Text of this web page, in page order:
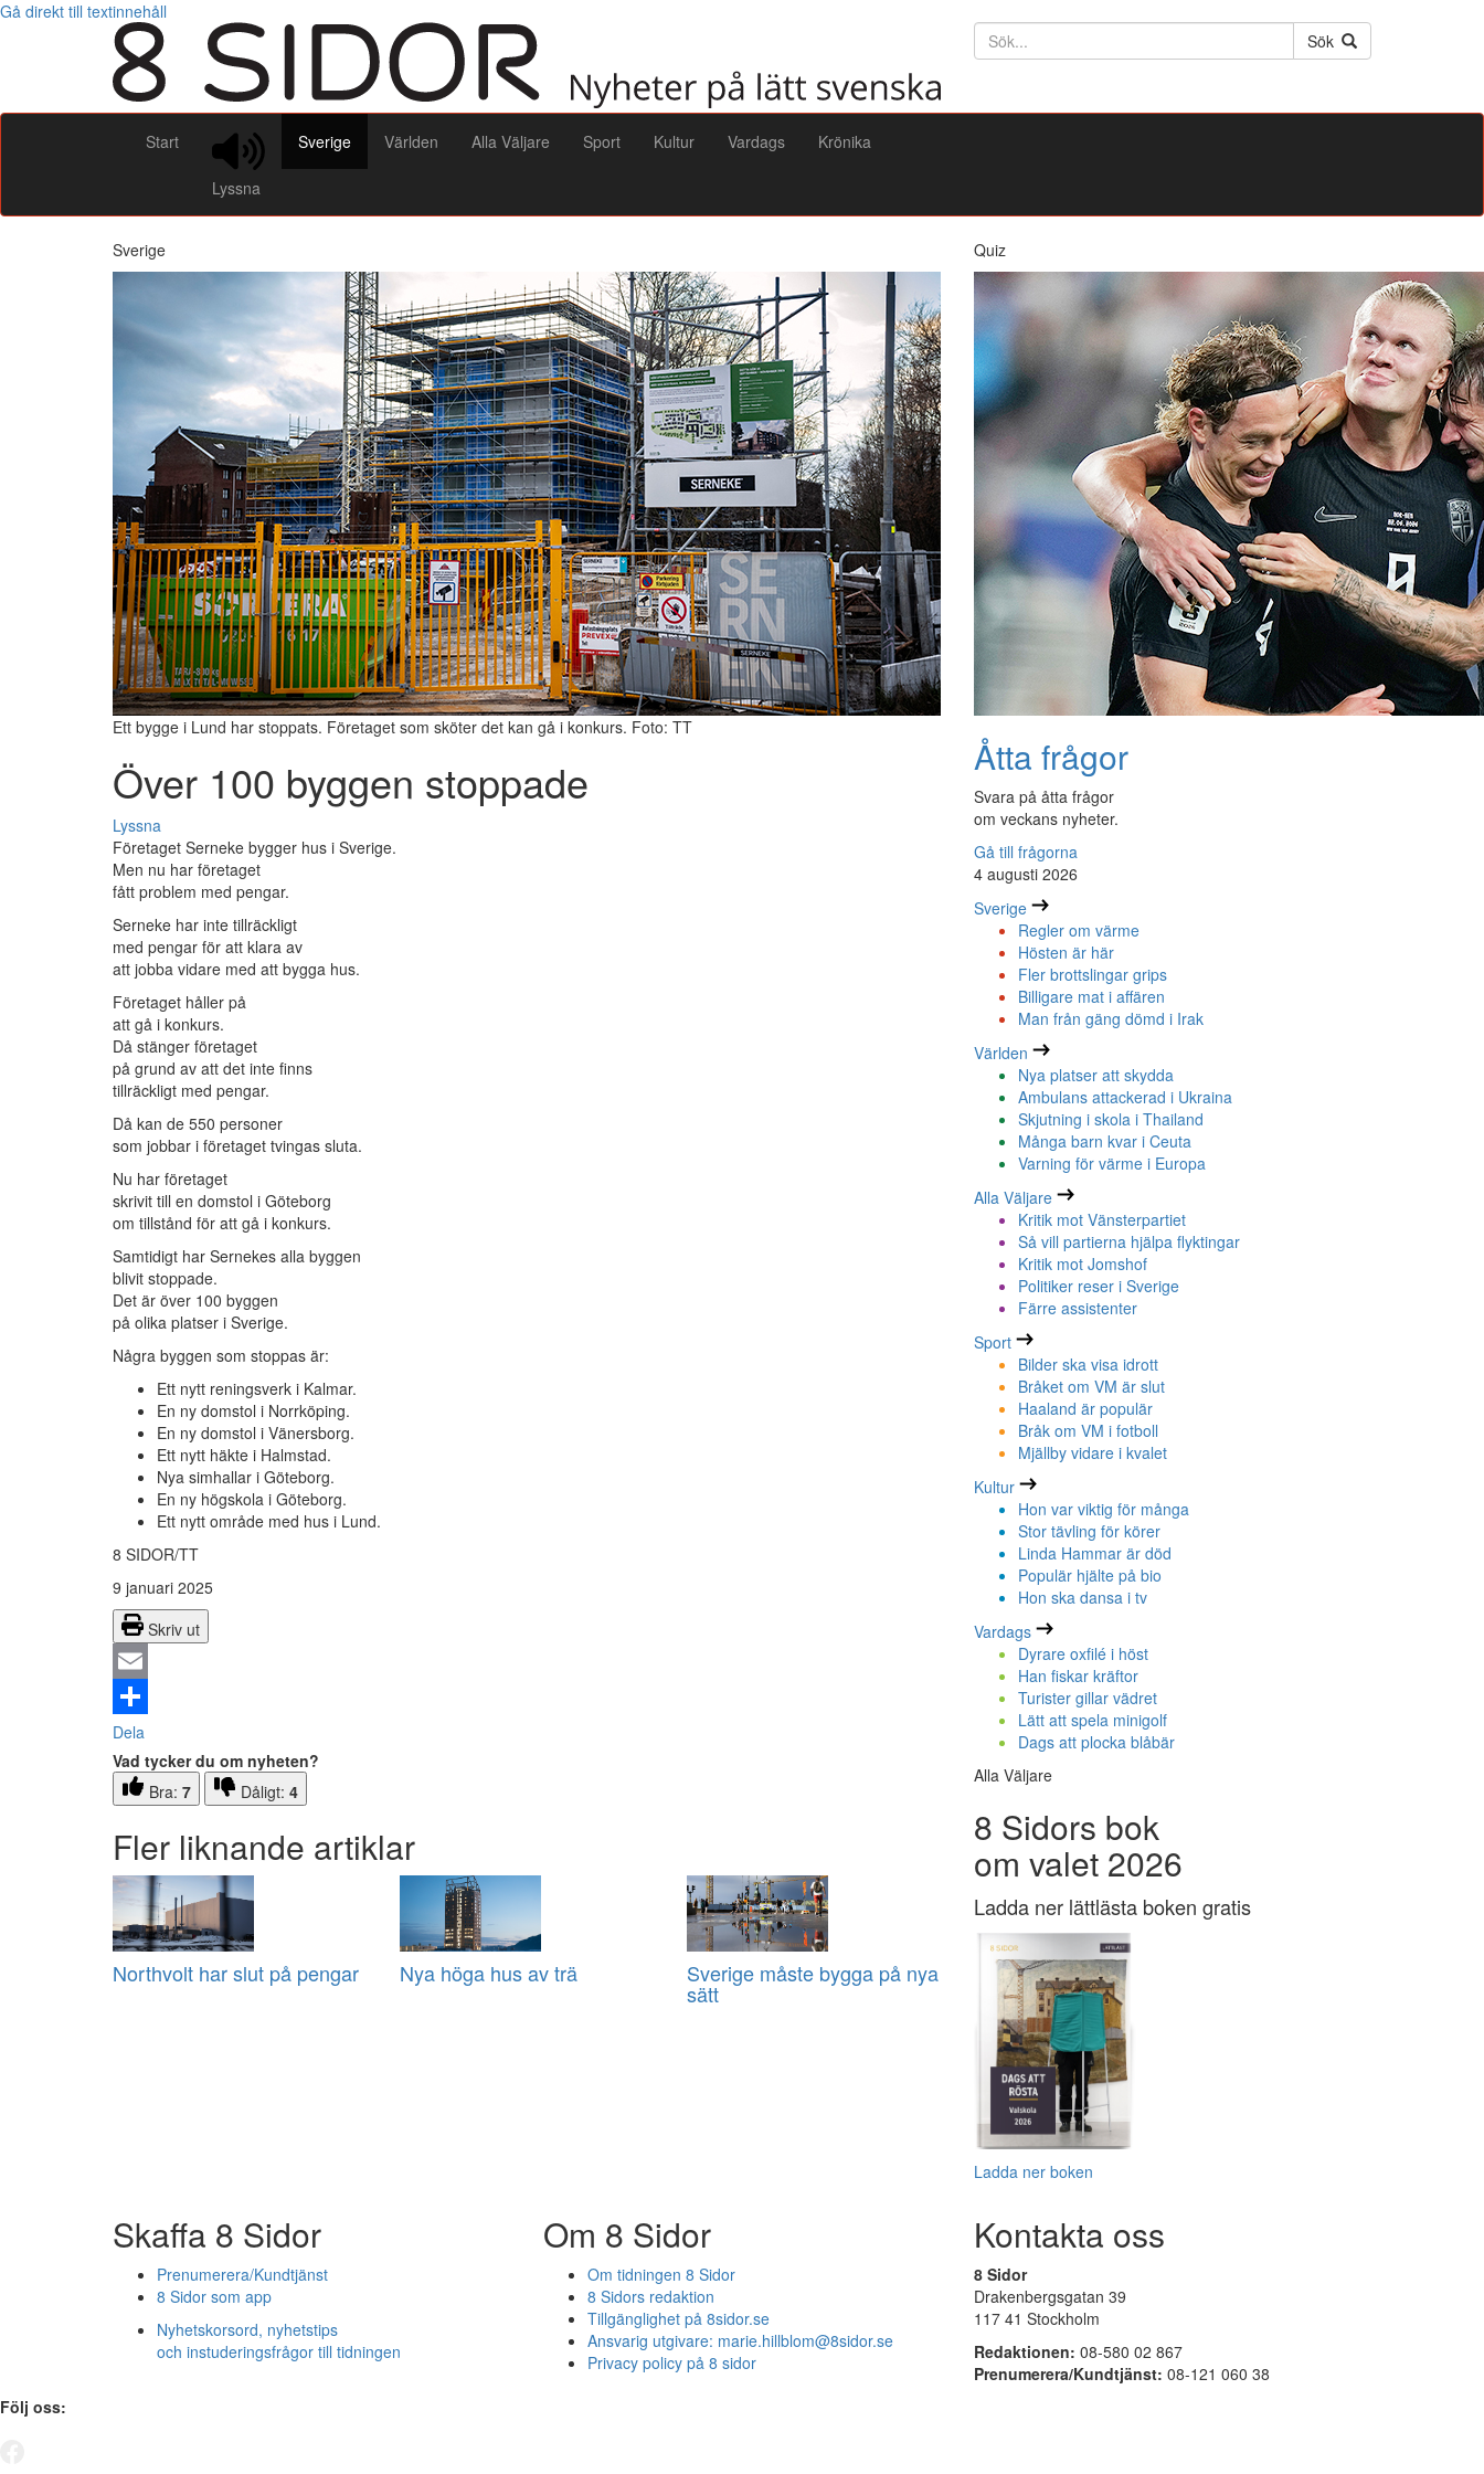
Gå direkt till textinnehåll
Söktext
Sök
Start
Lyssna
Sverige Världen Alla Väljare Sport Kultur Vardags Krönika
Sverige
Ett bygge i Lund har stoppats. Företaget som sköter det kan gå i konkurs. Foto: TT
Över 100 byggen stoppade
Lyssna
Företaget Serneke bygger hus i Sverige.
Men nu har företaget
fått problem med pengar.
Serneke har inte tillräckligt
med pengar för att klara av
att jobba vidare med att bygga hus.
Företaget håller på
att gå i konkurs.
Då stänger företaget
på grund av att det inte finns
tillräckligt med pengar.
Då kan de 550 personer
som jobbar i företaget tvingas sluta.
Nu har företaget
skrivit till en domstol i Göteborg
om tillstånd för att gå i konkurs.
Samtidigt har Sernekes alla byggen
blivit stoppade.
Det är över 100 byggen
på olika platser i Sverige.
Några byggen som stoppas är:
Ett nytt reningsverk i Kalmar.
En ny domstol i Norrköping.
En ny domstol i Vänersborg.
Ett nytt häkte i Halmstad.
Nya simhallar i Göteborg.
En ny högskola i Göteborg.
Ett nytt område med hus i Lund.
8 SIDOR/TT
9 januari 2025
Skriv ut
Email
Dela
Vad tycker du om nyheten?
Bra: 7 Dåligt: 4
Fler liknande artiklar
Northvolt har slut på pengar Nya höga hus av trä Sverige måste bygga på nya
sätt
Quiz
Åtta frågor
Svara på åtta frågor
om veckans nyheter.
Gå till frågorna
4 augusti 2026
Sverige
Regler om värme
Hösten är här
Fler brottslingar grips
Billigare mat i affären
Man från gäng dömd i Irak
Världen
Nya platser att skydda
Ambulans attackerad i Ukraina
Skjutning i skola i Thailand
Många barn kvar i Ceuta
Varning för värme i Europa
Alla Väljare
Kritik mot Vänsterpartiet
Så vill partierna hjälpa flyktingar
Kritik mot Jomshof
Politiker reser i Sverige
Färre assistenter
Sport
Bilder ska visa idrott
Bråket om VM är slut
Haaland är populär
Bråk om VM i fotboll
Mjällby vidare i kvalet
Kultur
Hon var viktig för många
Stor tävling för körer
Linda Hammar är död
Populär hjälte på bio
Hon ska dansa i tv
Vardags
Dyrare oxfilé i höst
Han fiskar kräftor
Turister gillar vädret
Lätt att spela minigolf
Dags att plocka blåbär
Alla Väljare
8 Sidors bok
om valet 2026
Ladda ner lättlästa boken gratis
Ladda ner boken
Skaffa 8 Sidor
Prenumerera/Kundtjänst
8 Sidor som app
Nyhetskorsord, nyhetstips
och instuderingsfrågor till tidningen
Om 8 Sidor
Om tidningen 8 Sidor
8 Sidors redaktion
Tillgänglighet på 8sidor.se
Ansvarig utgivare: marie.hillblom@8sidor.se
Privacy policy på 8 sidor
Kontakta oss
8 Sidor
Drakenbergsgatan 39
117 41 Stockholm
Redaktionen: 08-580 02 867
Prenumerera/Kundtjänst: 08-121 060 38
Följ oss: